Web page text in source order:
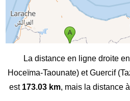
La distance en ligne droite
Hoceïma-Taounate) et Guercif
est 173.03 km, mais la distance